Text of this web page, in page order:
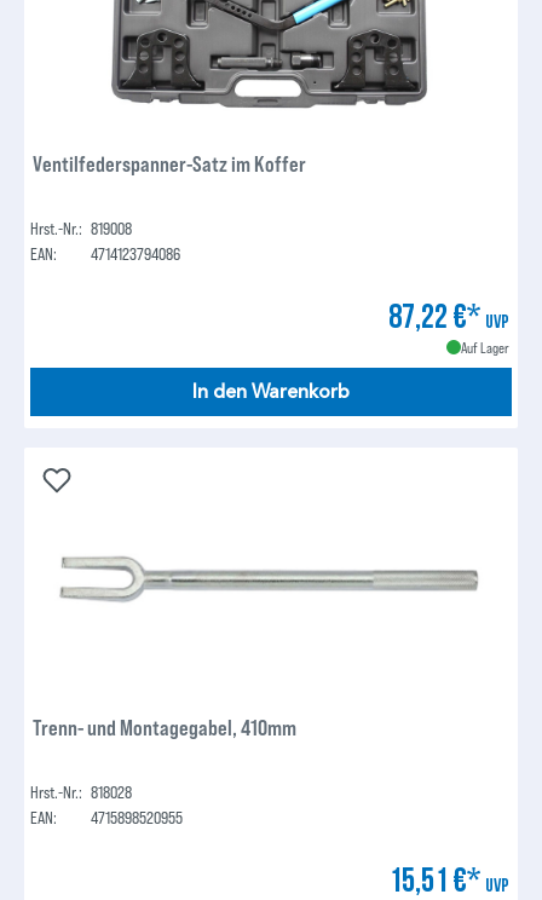
Ventilfederspanner-Satz im Koffer
Hrst.-Nr.: 819008
EAN:
4714123794086
87,22 €* UVP
Auf Lager
In den Warenkorb
Trenn- und Montagegabel, 410mm
Hrst.-Nr.: 818028
EAN:
4715898520955
15,51 €* UVP